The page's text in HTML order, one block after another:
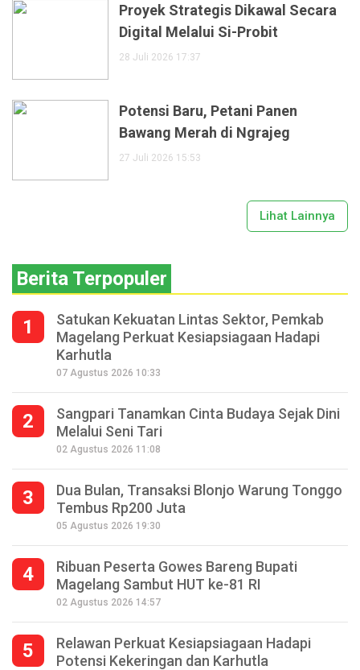
Proyek Strategis Dikawal Secara
Digital Melalui Si-Probit
28 Juli 2026 17:37
Potensi Baru, Petani Panen
Bawang Merah di Ngrajeg
27 Juli 2026 15:53
Lihat Lainnya
Berita Terpopuler
1
Satukan Kekuatan Lintas Sektor, Pemkab
Magelang Perkuat Kesiapsiagaan Hadapi
Karhutla
07 Agustus 2026 10:33
2
Sangpari Tanamkan Cinta Budaya Sejak Dini
Melalui Seni Tari
02 Agustus 2026 11:08
3
Dua Bulan, Transaksi Blonjo Warung Tonggo
Tembus Rp200 Juta
05 Agustus 2026 19:30
4
Ribuan Peserta Gowes Bareng Bupati
Magelang Sambut HUT ke-81 RI
02 Agustus 2026 14:57
5
Relawan Perkuat Kesiapsiagaan Hadapi
Potensi Kekeringan dan Karhutla